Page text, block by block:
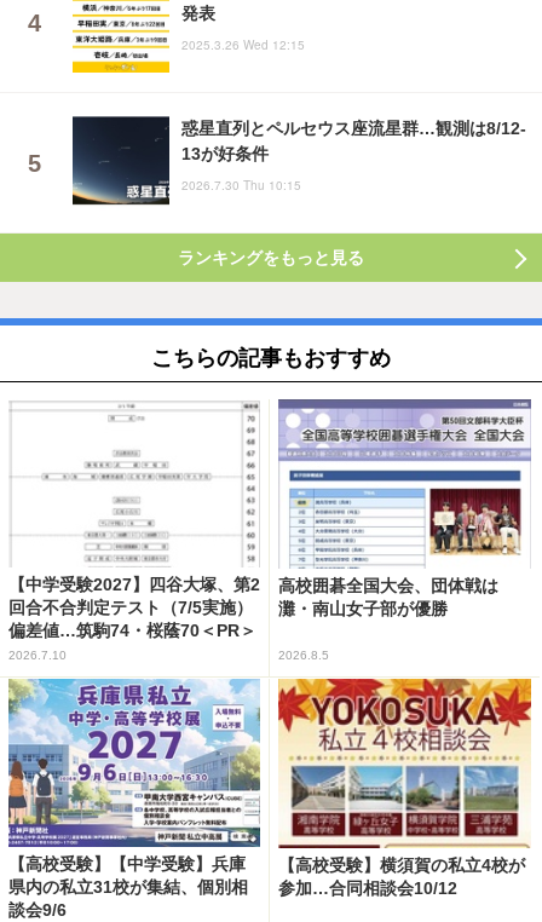
発表
2025.3.26 Wed 12:15
惑星直列とペルセウス座流星群…観測は8/12-
13が好条件
2026.7.30 Thu 10:15
ランキングをもっと見る
こちらの記事もおすすめ
【中学受験2027】四谷大塚、第2
回合不合判定テスト（7/5実施）
偏差値…筑駒74・桜蔭70＜PR＞
2026.7.10
高校囲碁全国大会、団体戦は
灘・南山女子部が優勝
2026.8.5
【高校受験】【中学受験】兵庫
県内の私立31校が集結、個別相
談会9/6
【高校受験】横須賀の私立4校が
参加…合同相談会10/12